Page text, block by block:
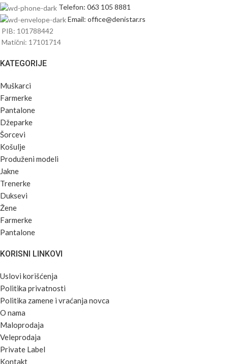
Telefon: 063 105 8881
Email: office@denistar.rs
PIB: 101788442
Matični: 17101714
KATEGORIJE
Muškarci
Farmerke
Pantalone
Džeparke
Šorcevi
Košulje
Produženi modeli
Jakne
Trenerke
Duksevi
Žene
Farmerke
Pantalone
KORISNI LINKOVI
Uslovi korišćenja
Politika privatnosti
Politika zamene i vraćanja novca
O nama
Maloprodaja
Veleprodaja
Private Label
Kontakt